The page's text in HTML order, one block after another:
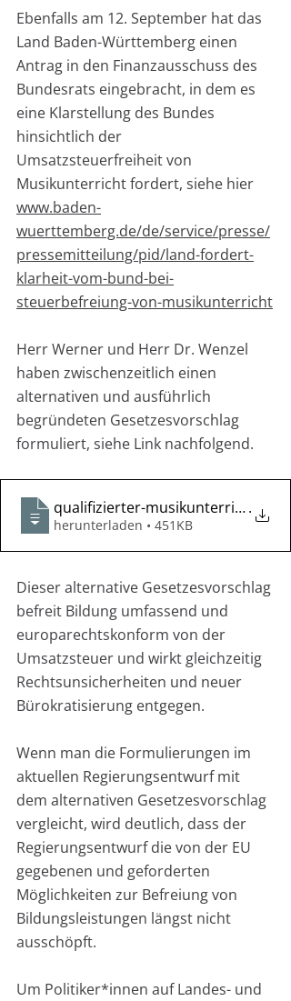
Ebenfalls am 12. September hat das
Land Baden-Württemberg einen
Antrag in den Finanzausschuss des
Bundesrats eingebracht, in dem es
eine Klarstellung des Bundes
hinsichtlich der
Umsatzsteuerfreiheit von
Musikunterricht fordert, siehe hier
www.baden-
wuerttemberg.de/de/service/presse/
pressemitteilung/pid/land-fordert-
klarheit-vom-bund-bei-
steuerbefreiung-von-musikunterricht
Herr Werner und Herr Dr. Wenzel
haben zwischenzeitlich einen
alternativen und ausführlich
begründeten Gesetzesvorschlag
formuliert, siehe Link nachfolgend.
qualifizierter-musikunterricht-
.
herunterladen • 451KB
Dieser alternative Gesetzesvorschlag
befreit Bildung umfassend und
europarechtskonform von der
Umsatzsteuer und wirkt gleichzeitig
Rechtsunsicherheiten und neuer
Bürokratisierung entgegen.
Wenn man die Formulierungen im
aktuellen Regierungsentwurf mit
dem alternativen Gesetzesvorschlag
vergleicht, wird deutlich, dass der
Regierungsentwurf die von der EU
gegebenen und geforderten
Möglichkeiten zur Befreiung von
Bildungsleistungen längst nicht
ausschöpft.
Um Politiker*innen auf Landes- und